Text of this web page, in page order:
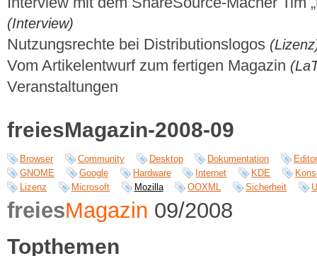
(Interview)
Nutzungsrechte bei Distributionslogos
Vom Artikelentwurf zum fertigen Magazin
Veranstaltungen
freiesMagazin-2008-09
Browser Community Desktop Dokumentation
GNOME
Google Hardware Internet KDE
Lizenz
Microsoft Mozilla OOXML Sicherheit
freiesMagazin 09/2008
Topthemen